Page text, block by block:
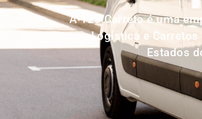
A 123 Carreto é uma
Logística e Carretos
Estados